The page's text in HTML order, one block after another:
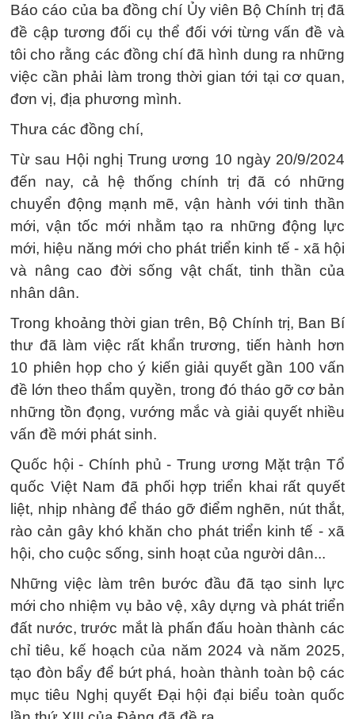
Báo cáo của ba đồng chí Ủy viên Bộ Chính trị đã
đề cập tương đối cụ thể đối với từng vấn đề và
tôi cho rằng các đồng chí đã hình dung ra những
việc cần phải làm trong thời gian tới tại cơ quan,
đơn vị, địa phương mình.
Thưa các đồng chí,
Từ sau Hội nghị Trung ương 10 ngày 20/9/2024
đến nay, cả hệ thống chính trị đã có những
chuyển động mạnh mẽ, vận hành với tinh thần
mới, vận tốc mới nhằm tạo ra những động lực
mới, hiệu năng mới cho phát triển kinh tế - xã hội
và nâng cao đời sống vật chất, tinh thần của
nhân dân.
Trong khoảng thời gian trên, Bộ Chính trị, Ban Bí
thư đã làm việc rất khẩn trương, tiến hành hơn
10 phiên họp cho ý kiến giải quyết gần 100 vấn
đề lớn theo thẩm quyền, trong đó tháo gỡ cơ bản
những tồn đọng, vướng mắc và giải quyết nhiều
vấn đề mới phát sinh.
Quốc hội - Chính phủ - Trung ương Mặt trận Tổ
quốc Việt Nam đã phối hợp triển khai rất quyết
liệt, nhịp nhàng để tháo gỡ điểm nghẽn, nút thắt,
rào cản gây khó khăn cho phát triển kinh tế - xã
hội, cho cuộc sống, sinh hoạt của người dân...
Những việc làm trên bước đầu đã tạo sinh lực
mới cho nhiệm vụ bảo vệ, xây dựng và phát triển
đất nước, trước mắt là phấn đấu hoàn thành các
chỉ tiêu, kế hoạch của năm 2024 và năm 2025,
tạo đòn bẩy để bứt phá, hoàn thành toàn bộ các
mục tiêu Nghị quyết Đại hội đại biểu toàn quốc